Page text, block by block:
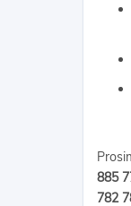
885
782